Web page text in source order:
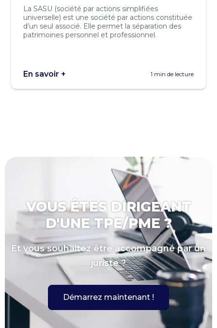
La SASU (société par actions simplifiées
universelle) est une société par actions constituée
d’un seul associé. Elle permet la séparation des
patrimoines personnel et professionnel.
En savoir + 1 min de lecture
VOUS ÊTES DIRIGEANT
D'UNE TPE/PME ?
Et vous souhaitez être accompagné par un
juriste ?
Démarrez maintenant !